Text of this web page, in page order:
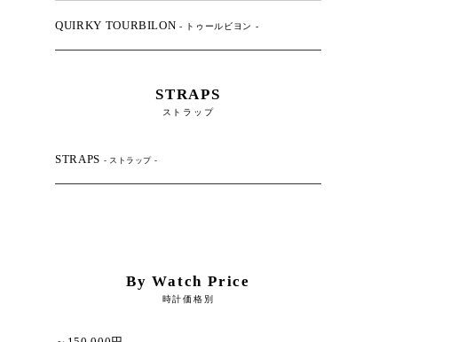
QUIRKY TOURBILON- トゥールビヨン -
STRAPS
ストラップ
STRAPS - ストラップ -
By Watch Price
時計価格別